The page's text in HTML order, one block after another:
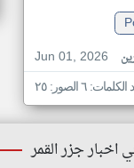
Jun 01, 2026
٦ الصور: ٢٥
اخبار جزر القمر